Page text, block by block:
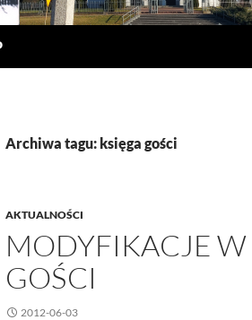
Archiwa tagu: księga gości
AKTUALNOŚCI
MODYFIKACJE W
GOŚCI
2012-06-03